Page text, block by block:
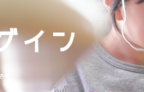
イン
。